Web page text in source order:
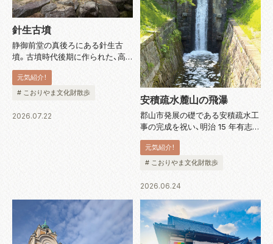
針生古墳
静御前堂の真後ろにある針生古
墳。古墳時代後期に作られた、高
さ 3 m、直径 13 mほどの円墳で
す。大槻地区にはかつて 100 基以
上の古墳があり、出土品も数多く
んどが破壊されてしまっている...
元気紹介！
# こおりやま文化財散歩
2026.07.22
安積疏水麓山の飛瀑
郡山市発展の礎である安積疏水工
事の完成を祝い、明治 15 年有志に
よって麓山公園内に造られた人工
の滝。堤長 14 m・堤高 8 m・水路
延長 23 m の石造建造物です。そ
たが、平成 3 年...
元気紹介！
# こおりやま文化財散歩
2026.06.24